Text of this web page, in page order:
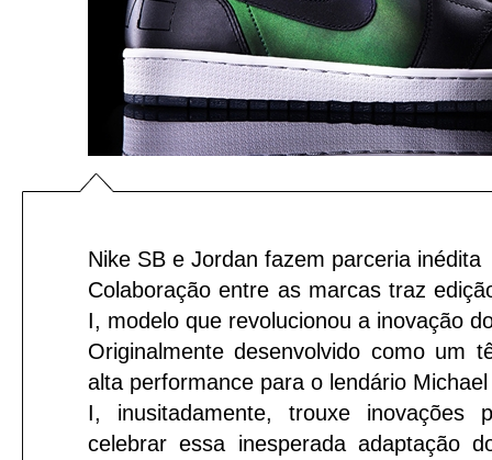
Nike SB e Jordan fazem parceria inédita
Colaboração entre as marcas traz
I, modelo que revolucionou a inovação
Originalmente desenvolvido como um
alta performance para o lendário
I, inusitadamente, trouxe inovações
celebrar essa inesperada adaptação